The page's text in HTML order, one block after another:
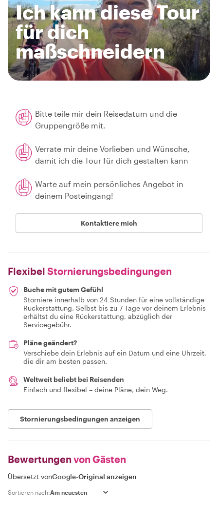
Ich kann diese Tour
für dich
maßschneidern
Bitte teile mir dein Reisedatum und die
Gruppengröße mit.
Verrate mir deine Vorlieben und Wünsche,
damit ich die Tour für dich gestalten kann
Warte auf mein persönliches Angebot in
deinem Posteingang!
Kontaktiere mich
Flexibel Stornierungsbedingungen
Buche mit gutem Gefühl
Storniere innerhalb von 24 Stunden für eine vollständige
Rückerstattung. Selbst bis zu 7 Tage vor deinem Erlebnis
erhältst du eine Rückerstattung, abzüglich der
Servicegebühr.
Pläne geändert?
Verschiebe dein Erlebnis auf ein Datum und eine Uhrzeit,
die dir am besten passen.
Weltweit beliebt bei Reisenden
Einfach und flexibel – deine Pläne, dein Weg.
Stornierungsbedingungen anzeigen
Bewertungen von Gästen
Übersetzt vonGoogle-Original anzeigen
Sortieren nach: